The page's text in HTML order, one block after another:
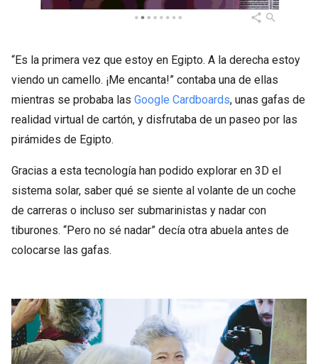
“Es la primera vez que estoy en Egipto. A la derecha estoy
viendo un camello. ¡Me encanta!” contaba una de ellas
mientras se probaba las Google Cardboards, unas gafas de
realidad virtual de cartón, y disfrutaba de un paseo por las
pirámides de Egipto.
Gracias a esta tecnología han podido explorar en 3D el
sistema solar, saber qué se siente al volante de un coche
de carreras o incluso ser submarinistas y nadar con
tiburones. “Pero no sé nadar” decía otra abuela antes de
colocarse las gafas.